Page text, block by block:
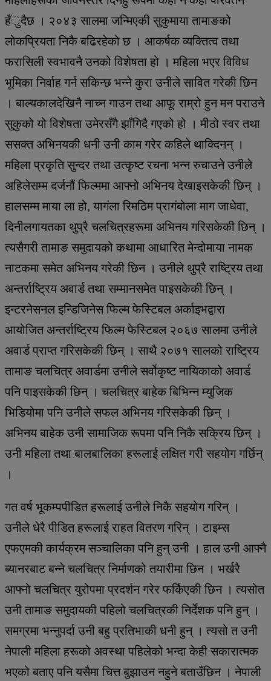
हँुदैछ । २०४३ सालमा जन्मिएकी सुकुमाया तामाङको
लोकप्रियता निकै बढिरहेको छ । आकर्षक व्यक्तित्व तथा
फरासिली स्वभावनै उनको विशेषता हो । महिला भएर विविध
भूमिका निर्वाह गर्न सकिन्छ भन्ने कुरा उनीले सावित गरेकी छिन
। बाल्यकालदेखिनै नाच्न गाउन तथा आफू राम्रो हुन मन पराउने
सुकुको यो विशेषता उमेरसँगै झाँगिदै गएको हो । मीठो स्वर तथा
ससक्त अभिनयकी धनी उनी काम गरेर कहिले थाक्दिनन् ।
महिला प्रकृति सुन्दर तथा उत्कृष्ट रचना भन्न रुचाउने उनीले
अहिलेसम्म दर्जनौं फिल्ममा आफ्नो अभिनय देखाइसकेकी छिन् ।
हालसम्म माया ला हो, यागंला रिमठिम प्रागंबोला माग जाधेवा,
दिनीलगायतका थुप्रै चलचित्रहरूमा अभिनय गरिसकेकी छिन् ।
त्यसैगरी तामाङ समुदायको कथामा आधारित मेन्दोमाया नामक
नाटकमा समेत अभिनय गरेकी छिन । उनीले थुप्रै राष्ट्रिय तथा
अन्तर्राष्ट्रिय अवार्ड तथा सम्मानसमेत पाइसकेकी छिन् ।
इन्टरनेसनल इन्डिजिनेस फिल्म फेस्टिबल अर्काइभद्वारा
आयोजित अन्तर्राष्ट्रिय फिल्म फेस्टिबल २०६७ सालमा उनीले
अवार्ड प्राप्त गरिसकेकी छिन् । साथै २०७१ सालको राष्ट्रिय
तामाङ चलचित्र अवार्डमा उनीले सर्वोकृष्ट नायिकाको अवार्ड
पनि पाइसकेकी छिन् । चलचित्र बाहेक बिभिन्न म्युजिक
भिडियोमा पनि उनीले सफल अभिनय गरिसकेकी छिन् ।
अभिनय बाहेक उनी सामाजिक रूपमा पनि निकै सक्रिय छिन् ।
उनी महिला तथा बालबालिका हरूलाई लक्षित गरी सहयोग गर्छिन्
।
गत वर्ष भूकम्पपीडित हरूलाई उनीले निकै सहयोग गरिन् ।
उनीले धेरै पीडित हरूलाई राहत वितरण गरिन् । टाइम्स
एफएमकी कार्यक्रम सञ्चालिका पनि हुन् उनी । हाल उनी आफ्नै
ब्यानरबाट बन्ने चलचित्र निर्माणको तयारीमा छिन । भर्खरै
आफ्नो चलचित्र युरोपमा प्रदर्शन गरेर फर्किएकी छिन । त्यसोत
उनी तामाङ समुदायकी पहिलो चलचित्रकी निर्देशक पनि हुन् ।
समग्रमा भन्नुपर्दा उनी बहु प्रतिभाकी धनी हुन् । त्यसो त उनी
नेपाली महिला हरूको अवस्था पहिलेको भन्दा केही सकारात्मक
भएको बताए पनि यसैमा चित्त बुझाउन नहुने बताउँछिन । नेपाली